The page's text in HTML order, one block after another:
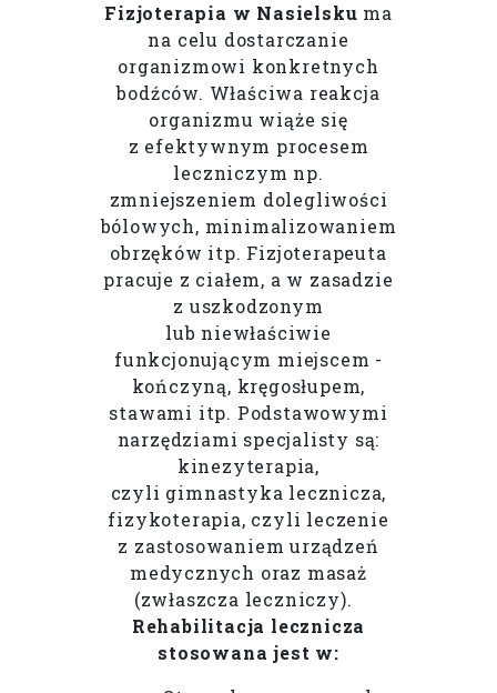
Fizjoterapia w Nasielsku ma
na celu dostarczanie
organizmowi konkretnych
bodźców. Właściwa reakcja
organizmu wiąże się
z efektywnym procesem
leczniczym np.
zmniejszeniem dolegliwości
bólowych, minimalizowaniem
obrzęków itp. Fizjoterapeuta
pracuje z ciałem, a w zasadzie
z uszkodzonym
lub niewłaściwie
funkcjonującym miejscem -
kończyną, kręgosłupem,
stawami itp. Podstawowymi
narzędziami specjalisty są:
kinezyterapia,
czyli gimnastyka lecznicza,
fizykoterapia, czyli leczenie
z zastosowaniem urządzeń
medycznych oraz masaż
(zwłaszcza leczniczy).
Rehabilitacja lecznicza
stosowana jest w: